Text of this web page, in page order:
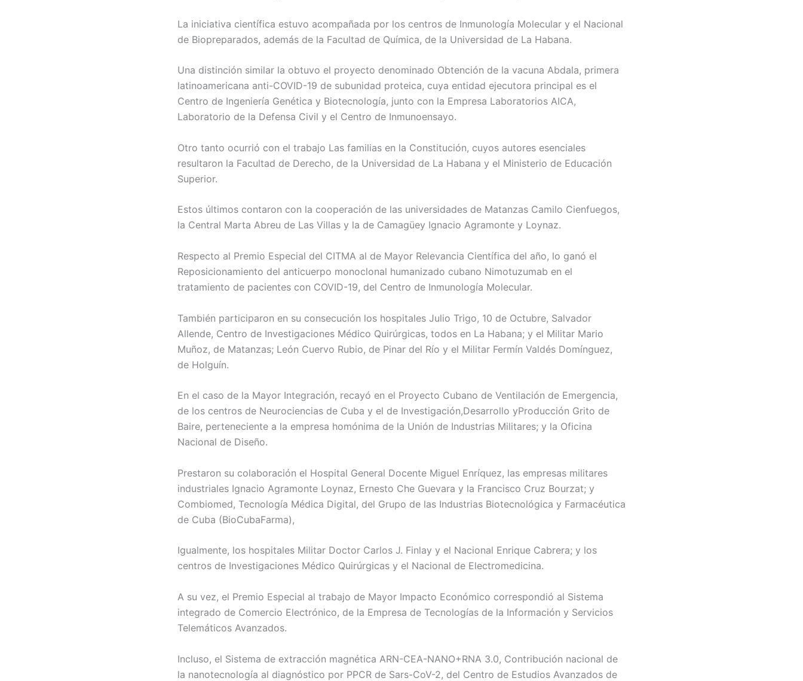
La iniciativa científica estuvo acompañada por los centros de Inmunología Molecular y el Nacional
de Biopreparados, además de la Facultad de Química, de la Universidad de La Habana.
Una distinción similar la obtuvo el proyecto denominado Obtención de la vacuna Abdala, primera
latinoamericana anti-COVID-19 de subunidad proteica, cuya entidad ejecutora principal es el
Centro de Ingeniería Genética y Biotecnología, junto con la Empresa Laboratorios AICA,
Laboratorio de la Defensa Civil y el Centro de Inmunoensayo.
Otro tanto ocurrió con el trabajo Las familias en la Constitución, cuyos autores esenciales
resultaron la Facultad de Derecho, de la Universidad de La Habana y el Ministerio de Educación
Superior.
Estos últimos contaron con la cooperación de las universidades de Matanzas Camilo Cienfuegos,
la Central Marta Abreu de Las Villas y la de Camagüey Ignacio Agramonte y Loynaz.
Respecto al Premio Especial del CITMA al de Mayor Relevancia Científica del año, lo ganó el
Reposicionamiento del anticuerpo monoclonal humanizado cubano Nimotuzumab en el
tratamiento de pacientes con COVID-19, del Centro de Inmunología Molecular.
También participaron en su consecución los hospitales Julio Trigo, 10 de Octubre, Salvador
Allende, Centro de Investigaciones Médico Quirúrgicas, todos en La Habana; y el Militar Mario
Muñoz, de Matanzas; León Cuervo Rubio, de Pinar del Río y el Militar Fermín Valdés Domínguez,
de Holguín.
En el caso de la Mayor Integración, recayó en el Proyecto Cubano de Ventilación de Emergencia,
de los centros de Neurociencias de Cuba y el de Investigación,Desarrollo yProducción Grito de
Baire, perteneciente a la empresa homónima de la Unión de Industrias Militares; y la Oficina
Nacional de Diseño.
Prestaron su colaboración el Hospital General Docente Miguel Enríquez, las empresas militares
industriales Ignacio Agramonte Loynaz, Ernesto Che Guevara y la Francisco Cruz Bourzat; y
Combiomed, Tecnología Médica Digital, del Grupo de las Industrias Biotecnológica y Farmacéutica
de Cuba (BioCubaFarma),
Igualmente, los hospitales Militar Doctor Carlos J. Finlay y el Nacional Enrique Cabrera; y los
centros de Investigaciones Médico Quirúrgicas y el Nacional de Electromedicina.
A su vez, el Premio Especial al trabajo de Mayor Impacto Económico correspondió al Sistema
integrado de Comercio Electrónico, de la Empresa de Tecnologías de la Información y Servicios
Telemáticos Avanzados.
Incluso, el Sistema de extracción magnética ARN-CEA-NANO+RNA 3.0, Contribución nacional de
la nanotecnología al diagnóstico por PPCR de Sars-CoV-2, del Centro de Estudios Avanzados de